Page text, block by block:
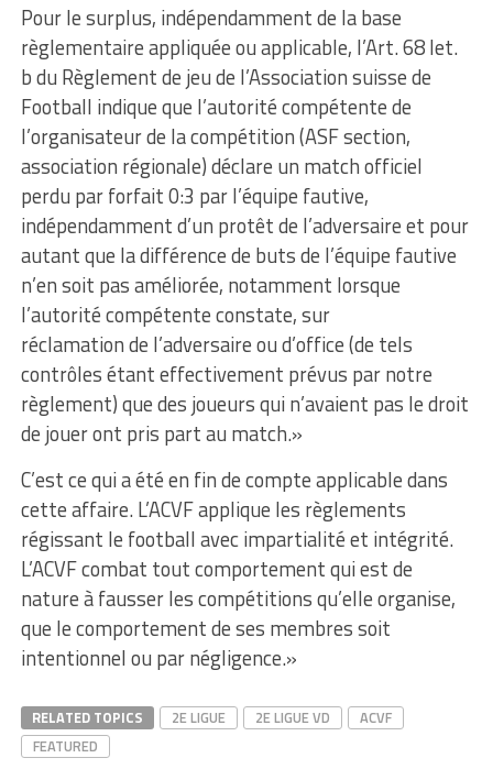
Pour le surplus, indépendamment de Ia base
règlementaire appliquée ou applicable, I’Art. 68 let.
b du Règlement de jeu de I’Association suisse de
Football indique que I’autorité compétente de
I’organisateur de la compétition (ASF section,
association régionale) déclare un match officiel
perdu par forfait 0:3 par I’équipe fautive,
indépendamment d’un protêt de I’adversaire et pour
autant que la différence de buts de l’équipe fautive
n’en soit pas améliorée, notamment lorsque
l’autorité compétente constate, sur
réclamation de I’adversaire ou d’office (de tels
contrôles étant effectivement prévus par notre
règlement) que des joueurs qui n’avaient pas Ie droit
de jouer ont pris part au match.»
C’est ce qui a été en fin de compte applicable dans
cette affaire. L’ACVF applique les règlements
régissant le football avec impartialité et intégrité.
L’ACVF combat tout comportement qui est de
nature à fausser les compétitions qu’elle organise,
que le comportement de ses membres soit
intentionnel ou par négligence.»
RELATED TOPICS 2E LIGUE 2E LIGUE VD
ACVF
FEATURED